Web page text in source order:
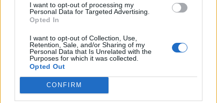
I want to opt-out of processing my
Personal Data for Targeted Advertising.
Opted In
I want to opt-out of Collection, Use,
Retention, Sale, and/or Sharing of my
Personal Data that Is Unrelated with the
Purposes for which it was collected.
Opted Out
CONFIRM
την τελευταία στιγμή υπήρξαναντιδράσειςαπό το
ίδιο της το εμπορικό τμήμα σχετικά με το αρχικό
κείμενο, το οποίο θα ανάγκαζε τις εταιρείες εκτός ΕΕ
να προμηθεύονται πλαστικά απόβλητα από την ΕΕ